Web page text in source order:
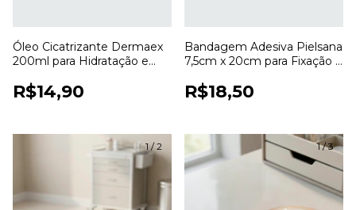
Óleo Cicatrizante Dermaex
200ml para Hidratação e
R$14,90
Bandagem Adesiva Pielsana
7,5cm x 20cm para Fixação e
R$18,50
1/2 1/3